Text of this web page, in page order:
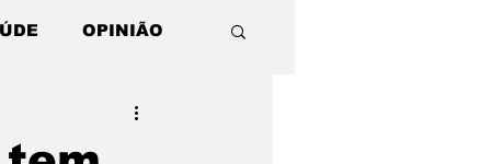
OPINIÃO